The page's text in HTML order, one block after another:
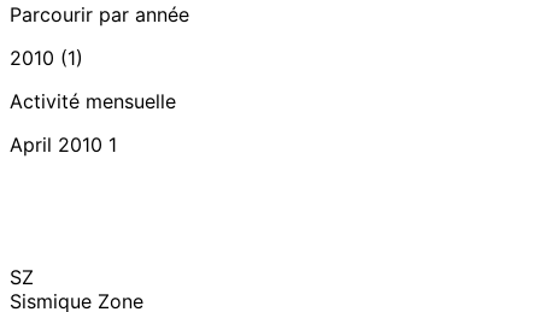
Parcourir par année
2010 (1)
Activité mensuelle
April 2010 1
SZ
Sismique Zone